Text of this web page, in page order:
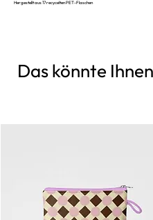
Hergestellt aus 17 recycelten PET-Flaschen
Das könnte